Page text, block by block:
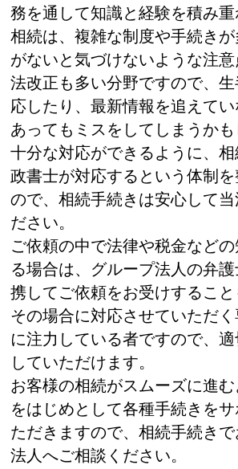
務を通して知識と経験を積み重
相続は、複雑な制度や手続き
がないと気づけないような注意
法改正も多い分野ですので、
応したり、最新情報を追えて
あってもミスをしてしまうかも
十分な対応ができるように、
政書士が対応するという体制
ので、相続手続きは安心して当
ださい。
ご依頼の中で法律や税金など
る場合は、グループ法人の弁
携してご依頼をお受けすること
その場合に対応させていただ
に注力している者ですので、
していただけます。
お客様の相続がスムーズに進
をはじめとして各種手続きを
ただきますので、相続手続き
法人へご相談ください。